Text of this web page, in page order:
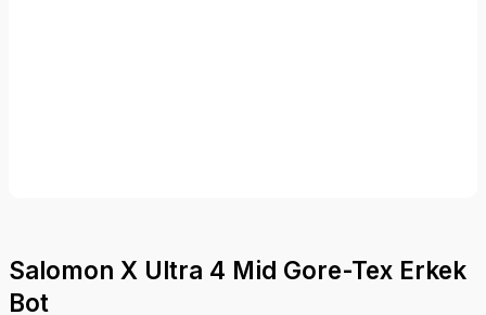
Salomon X Ultra 4 Mid Gore-Tex Erkek
Bot